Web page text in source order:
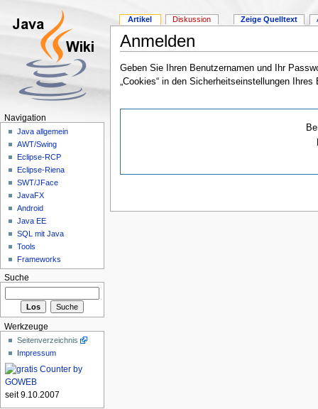
Anmelden
Geben Sie Ihren Benutzernamen und Ihr
„Cookies“ in den Sicherheitseinstellungen
Artikel Diskussion Zeige Quelltext
Navigation
Java allgemein
AWT/Swing
Eclipse-RCP
Eclipse-Riena
SWT/JFace
JavaFX
Android
Java EE
SQL mit Java
Tools
Frameworks
Suche
Werkzeuge
Seitenverzeichnis
Impressum
seit 9.10.2007